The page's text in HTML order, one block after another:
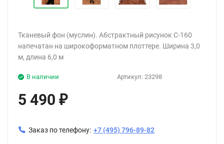
Тканевый фон (муслин). Абстрактный рисунок C-160
напечатан на широкоформатном плоттере. Ширина 3,0
м, длина 6,0 м
Артикул: 23298
В наличии
5 490 ₽
Заказ по телефону: +7 (495) 796-89-82